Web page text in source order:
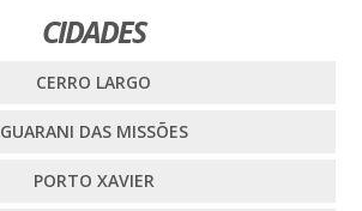
CIDADES
CERRO LARGO
GUARANI DAS MISSÕES
PORTO XAVIER